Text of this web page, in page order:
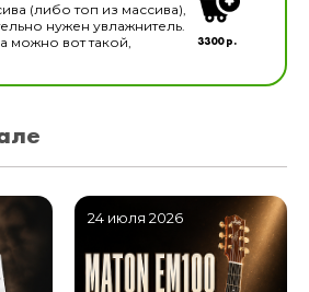
(либо топ из массива),
нужен увлажнитель.
можно вот такой,
3300 р.
24 июля 2026